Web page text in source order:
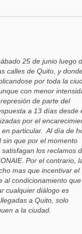
25 de junio luego
calles de Quito, y
por toda la
con menor
de parte del
a 13 días desde
por el
particular. Al día de
sin que por el momento
los reclamos
Por el contrario,
mas que incentivar el
al condicionamiento que
cualquier diálogo es
a Quito, solo
a la ciudad.